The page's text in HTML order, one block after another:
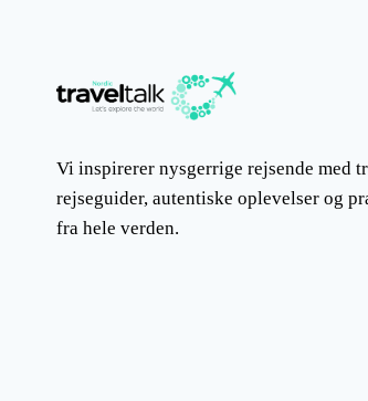
LAND
Vi inspirerer nysgerrige rejsende med
rejseguider, autentiske oplevelser og
fra hele verden.